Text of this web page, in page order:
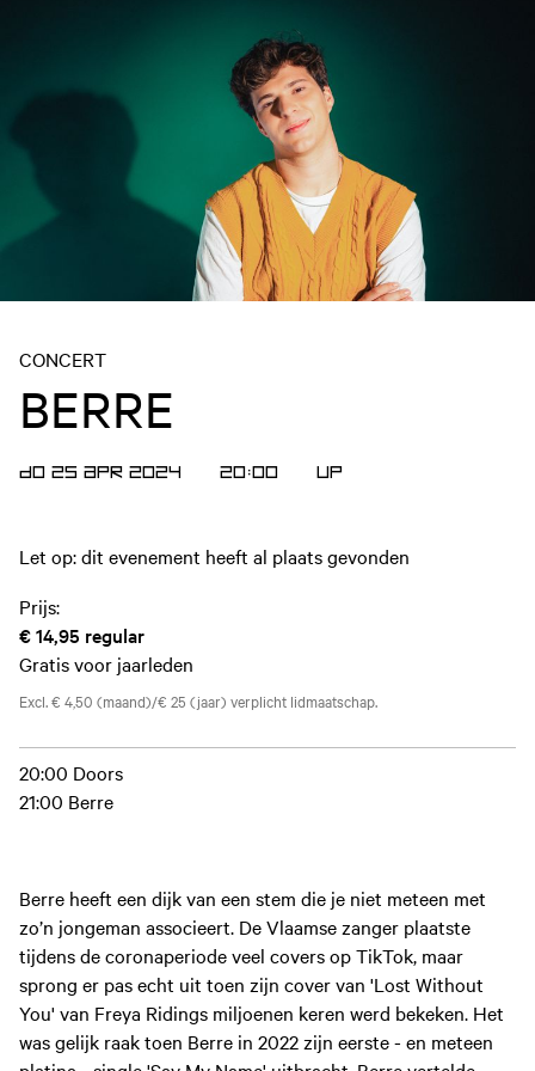
CONCERT
BERRE
DO 25 APR 2024 20:00 UP
Let op: dit evenement heeft al plaats gevonden
Prijs:
€ 14,95 regular
Gratis voor jaarleden
Excl. € 4,50 (maand)/€ 25 (jaar) verplicht lidmaatschap.
20:00 Doors
21:00 Berre
Berre heeft een dijk van een stem die je niet meteen met
zo’n jongeman associeert. De Vlaamse zanger plaatste
tijdens de coronaperiode veel covers op TikTok, maar
sprong er pas echt uit toen zijn cover van 'Lost Without
You' van Freya Ridings miljoenen keren werd bekeken. Het
was gelijk raak toen Berre in 2022 zijn eerste - en meteen